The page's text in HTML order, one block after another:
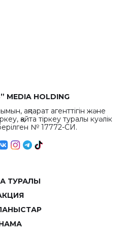
MEDIA HOLDING
ақпарат агенттігін және
қайта тіркеу туралы куәлік
№ 17772-СИ.
ТУРАЛЫ